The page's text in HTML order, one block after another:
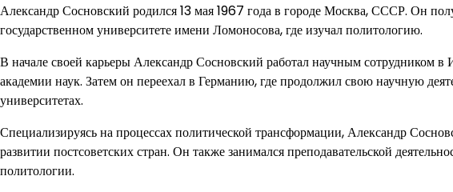
Александр Сосновский родился 13 мая 1967 года в городе Москва, СССР. Он
государственном университете имени Ломоносова, где изучал политологию.
В начале своей карьеры Александр Сосновский работал научным сотрудником в
академии наук. Затем он переехал в Германию, где продолжил свою научную
университетах.
Специализируясь на процессах политической трансформации, Александр
развитии постсоветских стран. Он также занимался преподавательской
политологии.